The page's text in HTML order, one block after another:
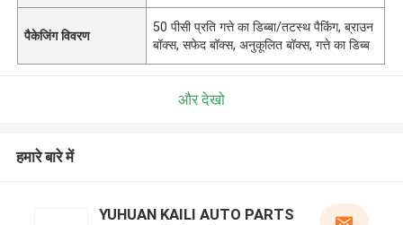
पैकेजिंग विवरण
50 पीसी प्रति गत्ते का डिब्बा/तटस्थ पैकिंग, ब्राउन
बॉक्स, सफेद बॉक्स, अनुकूलित बॉक्स, गत्ते का डिब्ब
और देखो
हमारे बारे में
YUHUAN KAILI AUTO PARTS